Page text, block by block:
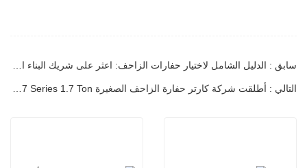
سابق : الدليل الشامل لاختيار حفارات الزاحف: اعثر على شريك البناء المثالي الخاص بك
التالي : أطلقت شركة كارتر حفارة الزاحف الصغيرة CT17 Series 1.7 Ton، لتلبية متطلبات السوق الجديدة بدقة